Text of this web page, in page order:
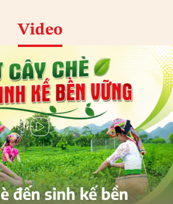
Video
đến sinh kế bền